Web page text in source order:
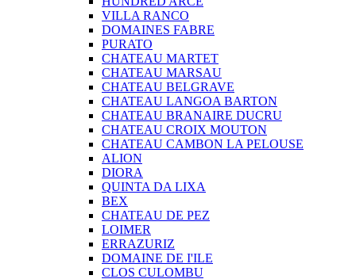
VILLA RANCO
DOMAINES FABRE
PURATO
CHATEAU MARTET
CHATEAU MARSAU
CHATEAU BELGRAVE
CHATEAU LANGOA BARTON
CHATEAU BRANAIRE DUCRU
CHATEAU CROIX MOUTON
CHATEAU CAMBON LA PELOUSE
ALION
DIORA
QUINTA DA LIXA
BEX
CHATEAU DE PEZ
LOIMER
ERRAZURIZ
DOMAINE DE I'ILE
CLOS CULOMBU